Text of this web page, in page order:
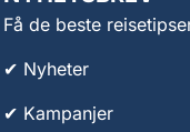
Få de beste
✔ Nyheter
✔ Kampanjer